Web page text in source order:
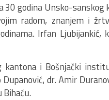
30 godina Unsko-sanskog
radom, znanjem i
Irfan Ljubijankić,
kantona i Bošnjački
dr. Amir